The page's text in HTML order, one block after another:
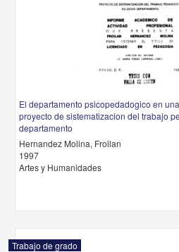
El departamento psicopedadogico en
proyecto de sistematizacion del trabajo
departamento
Hernandez Molina, Froilan
1997
Artes y Humanidades
Trabajo de grado